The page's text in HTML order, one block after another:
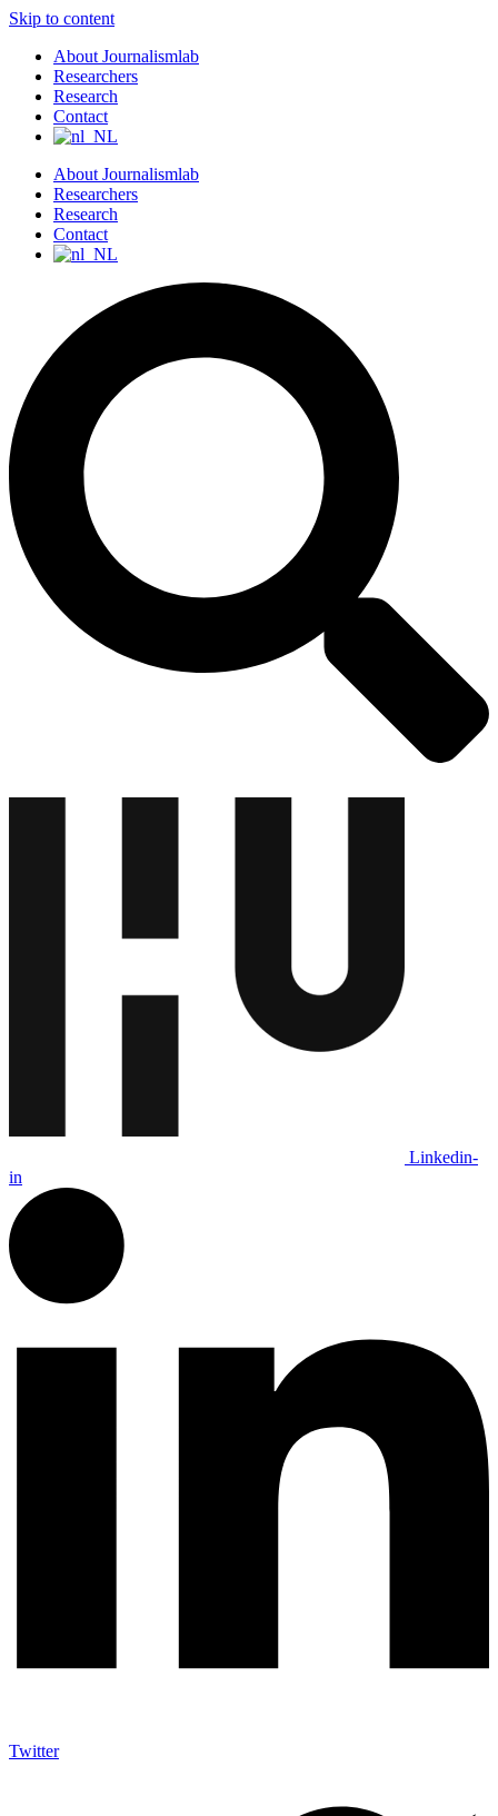
Skip to content
About Journalismlab
Researchers
Research
Contact
About Journalismlab
Researchers
Research
Contact
Linkedin-
in
Twitter